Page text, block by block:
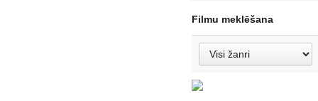
Filmu meklēšana